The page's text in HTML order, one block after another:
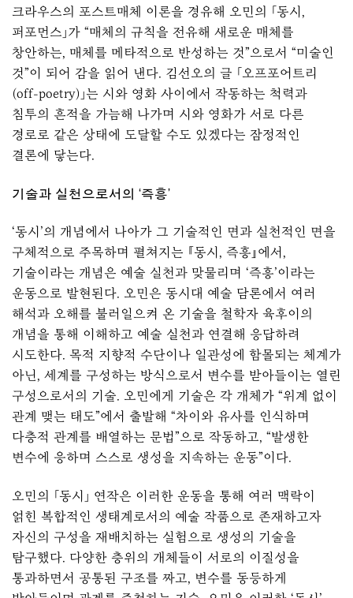
크라우스의 포스트매체 이론을 경유해 오민의 「동시,
퍼포먼스」가 “매체의 규칙을 전유해 새로운 매체를
창안하는, 매체를 메타적으로 반성하는 것”으로서 “미술인
것”이 되어 감을 읽어 낸다. 김선오의 글 「오프포어트리
(off-poetry)」는 시와 영화 사이에서 작동하는 척력과
침투의 흔적을 가늠해 나가며 시와 영화가 서로 다른
경로로 같은 상태에 도달할 수도 있겠다는 잠정적인
결론에 닿는다.
기술과 실천으로서의 ‘즉흥’
‘동시’의 개념에서 나아가 그 기술적인 면과 실천적인 면을
구체적으로 주목하며 펼쳐지는 『동시, 즉흥』에서,
기술이라는 개념은 예술 실천과 맞물리며 ‘즉흥’이라는
운동으로 발현된다. 오민은 동시대 예술 담론에서 여러
해석과 오해를 불러일으켜 온 기술을 철학자 육후이의
개념을 통해 이해하고 예술 실천과 연결해 응답하려
시도한다. 목적 지향적 수단이나 일관성에 함몰되는 체계가
아닌, 세계를 구성하는 방식으로서 변수를 받아들이는 열린
구성으로서의 기술. 오민에게 기술은 각 개체가 “위계 없이
관계 맺는 태도”에서 출발해 “차이와 유사를 인식하며
다층적 관계를 배열하는 문법”으로 작동하고, “발생한
변수에 응하며 스스로 생성을 지속하는 운동”이다.
오민의 「동시」 연작은 이러한 운동을 통해 여러 맥락이
얽힌 복합적인 생태계로서의 예술 작품으로 존재하고자
자신의 구성을 재배치하는 실험으로 생성의 기술을
탐구했다. 다양한 층위의 개체들이 서로의 이질성을
통과하면서 공통된 구조를 짜고, 변수를 동등하게